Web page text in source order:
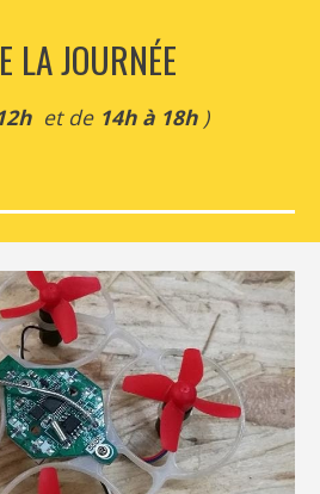
LA JOURNÉE
et de 14h à 18h )